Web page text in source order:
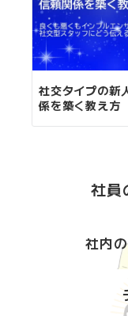
社交タイプの新
係を築く教え方
社員
社内